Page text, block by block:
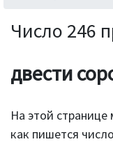
Число 246
двести
На этой
как пишется